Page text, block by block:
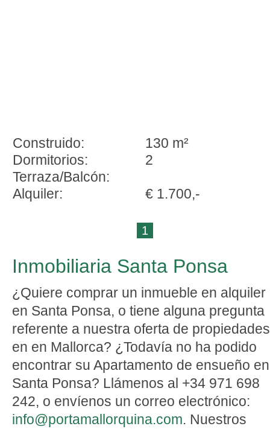
Construido:
130 m²
Dormitorios:
2
Terraza/Balcón:
Alquiler:
€ 1.700,-
1
Inmobiliaria Santa Ponsa
¿Quiere comprar un inmueble en alquiler
en Santa Ponsa, o tiene alguna pregunta
referente a nuestra oferta de propiedades
en en Mallorca? ¿Todavía no ha podido
encontrar su Apartamento de ensueño en
Santa Ponsa? Llámenos al +34 971 698
242, o envíenos un correo electrónico:
info@portamallorquina.com. Nuestros